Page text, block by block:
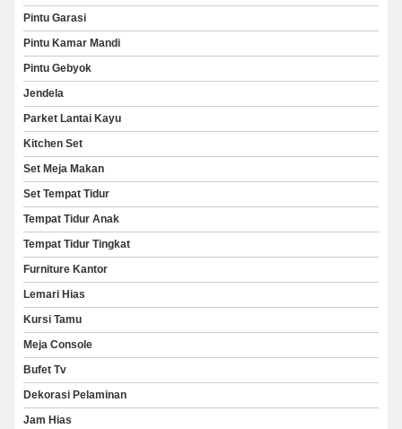
Pintu Garasi
Pintu Kamar Mandi
Pintu Gebyok
Jendela
Parket Lantai Kayu
Kitchen Set
Set Meja Makan
Set Tempat Tidur
Tempat Tidur Anak
Tempat Tidur Tingkat
Furniture Kantor
Lemari Hias
Kursi Tamu
Meja Console
Bufet Tv
Dekorasi Pelaminan
Jam Hias